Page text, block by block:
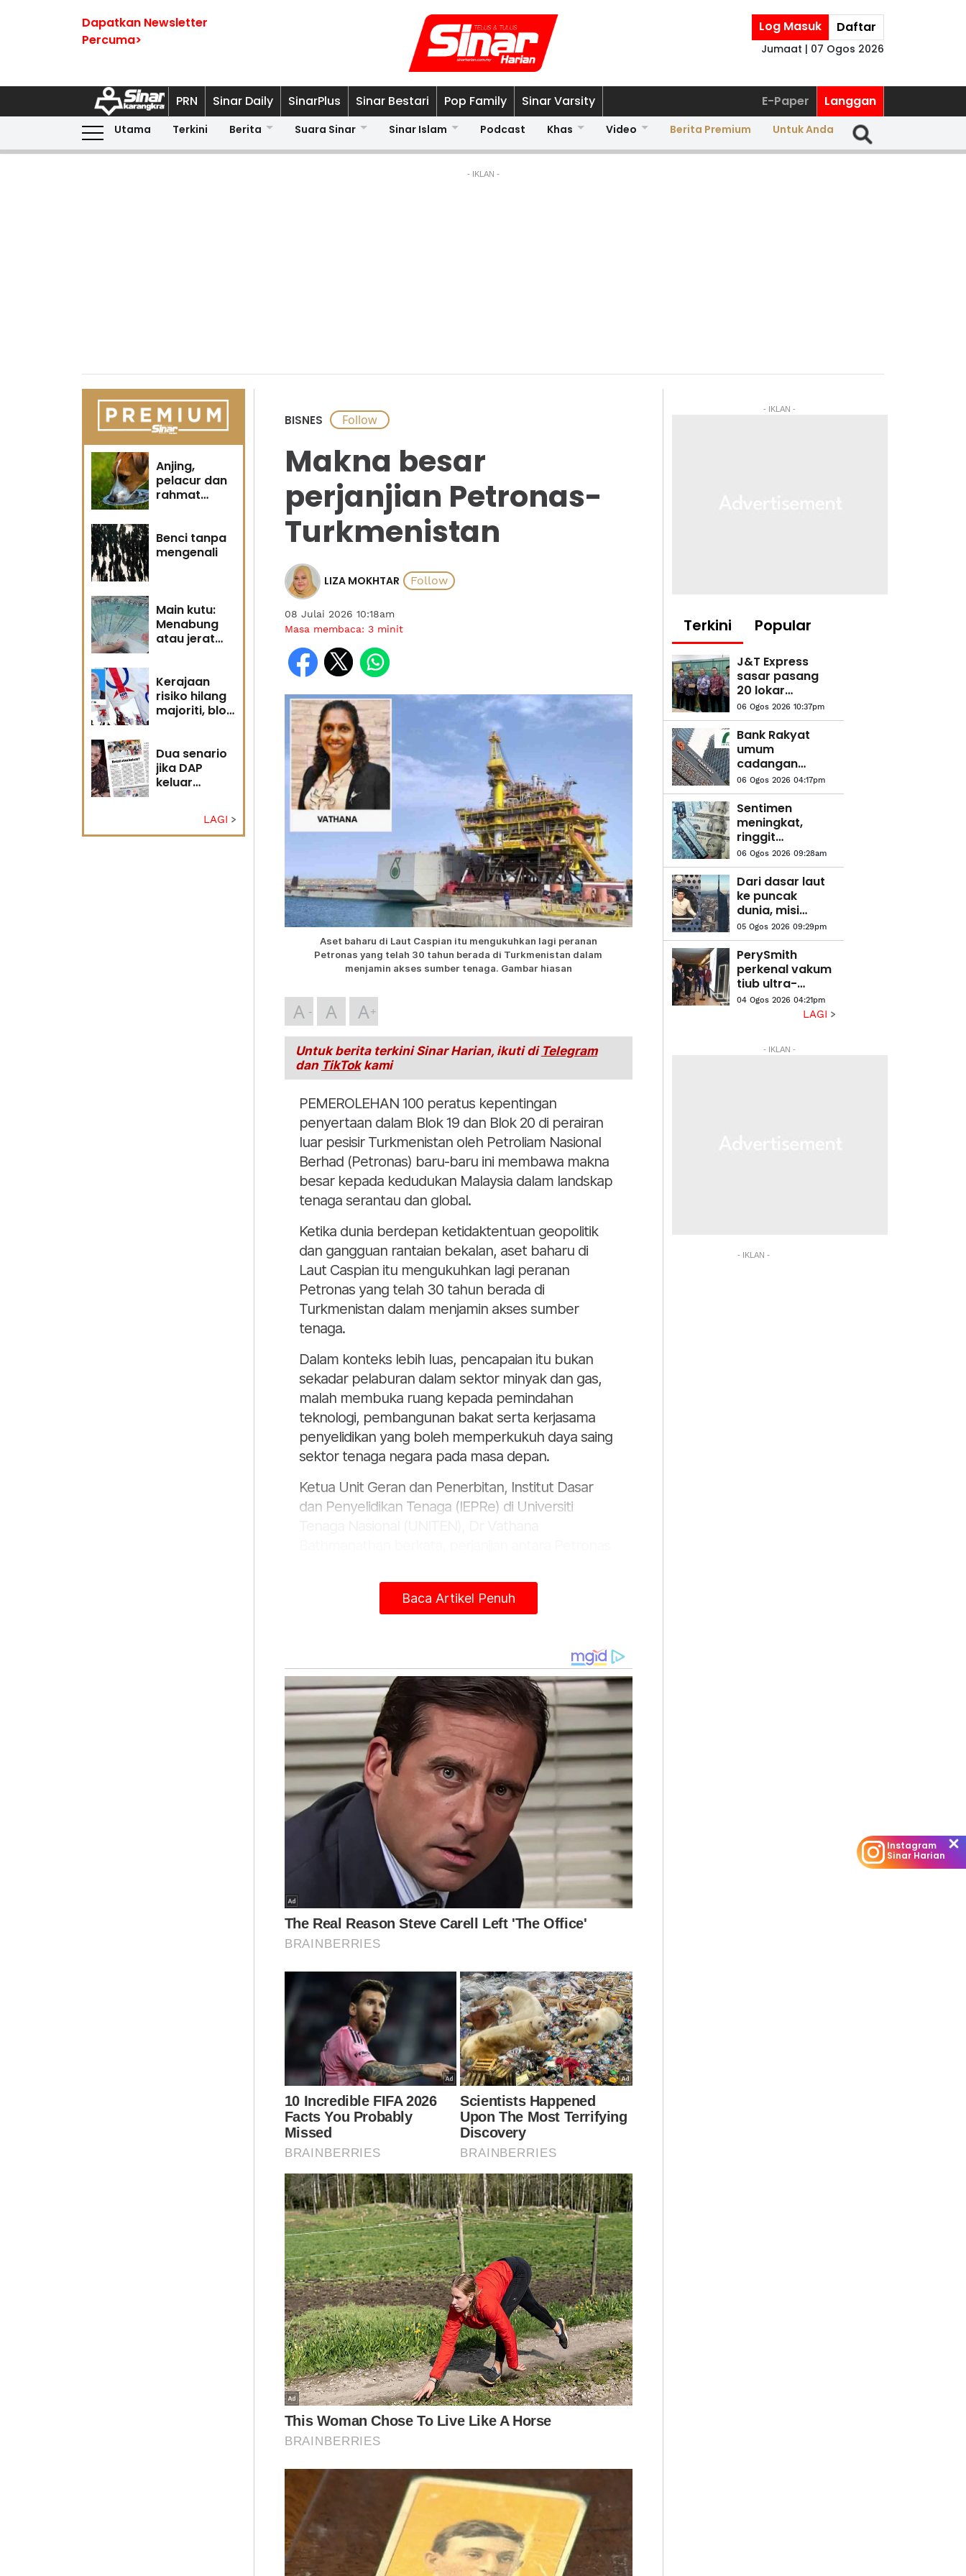
Dapatkan Newsletter
Percuma>
Log Masuk Daftar
Jumaat | 07 Ogos 2026
PRN Sinar Daily SinarPlus Sinar Bestari Pop Family Sinar Varsity E-Paper Langgan
Utama Terkini Berita Suara Sinar Sinar Islam Podcast Khas Video Berita Premium Untuk Anda
- IKLAN -
Anjing,
pelacur dan
rahmat
Benci tanpa
mengenali
Main kutu:
Menabung
atau jerat
Kerajaan
risiko hilang
majoriti, blok
semula
Dua senario
jika DAP
keluar
LAGI
BISNES
Makna besar
perjanjian Petronas-
Turkmenistan
LIZA MOKHTAR
08 Julai 2026 10:18am
Masa membaca: 3minit
Aset baharu di Laut Caspian itu mengukuhkan lagi peranan
Petronas yang telah 30 tahun berada di Turkmenistan dalam
menjamin akses sumber tenaga. Gambar hiasan
A A A
Untuk berita terkini Sinar Harian, ikuti di Telegram
dan TikTokkami
PEMEROLEHAN 100 peratus kepentingan
penyertaan dalam Blok 19 dan Blok 20 di perairan
luar pesisir Turkmenistan oleh Petroliam Nasional
Berhad (Petronas) baru-baru ini membawa makna
besar kepada kedudukan Malaysia dalam landskap
tenaga serantau dan global.
Ketika dunia berdepan ketidaktentuan geopolitik
dan gangguan rantaian bekalan, aset baharu di
Laut Caspian itu mengukuhkan lagi peranan
Petronas yang telah 30 tahun berada di
Turkmenistan dalam menjamin akses sumber
tenaga.
Dalam konteks lebih luas, pencapaian itu bukan
sekadar pelaburan dalam sektor minyak dan gas,
malah membuka ruang kepada pemindahan
teknologi, pembangunan bakat serta kerjasama
penyelidikan yang boleh memperkukuh daya saing
sektor tenaga negara pada masa depan.
Ketua Unit Geran dan Penerbitan, Institut Dasar
dan Penyelidikan Tenaga (IEPRe) di Universiti
pencapaian penting dalam penglibatan tenaga
antarabangsa Malaysia, selain mengiktiraf
Ujar Vathana, di sebalik aspek komersial perjanjian
itu, perkembangan berkenaan menekankan
kepentingan kerjasama antarabangsa dalam
memastikan keselamatan tenaga jangka panjang,
ketahanan ekonomi dan pertumbuhan mampan.
“Nilai perjanjian seperti ini melangkaui pengeluaran
minyak dan gas pada masa hadapan.
“Ia turut mewujudkan peluang untuk pemindahan
pengetahuan, kerjasama penyelidikan,
pembangunan bakat dan pembinaan kapasiti
institusi,” katanya kepada Sinar Bisnes.
Tambahnya, peralihan tenaga global tidak harus
dilihat sebagai peralihan mengejut daripada bahan
api fosil kepada tenaga boleh diperbaharui.
“Sebaliknya, ia merupakan proses beransur-ansur
yang memerlukan keseimbangan antara penjagaan
alam sekitar, keselamatan tenaga dan
pembangunan ekonomi,” katanya.
Artikel Berkaitan:
Pesawat kargo Boeing 737 hilang di perairan Karachi
TH umum dividen 3.5 peratus, agihan tertinggi dalam
tempoh 8 tahun
Klip Netanyahu minum kopi 100 peratus deepfake
Ujarnya, kerjasama Petronas-Turkmenistan turut
menunjukkan peralihan tenaga perlu dilaksanakan
secara pragmatik menerusi kerjasama
antarabangsa, pembangunan keupayaan dan
pelaburan dalam inovasi, tanpa menjejaskan daya
Baca Artikel Penuh
- IKLAN -
Terkini Popular
J&T Express
sasar pasang
20 lokar
bungkusan
pintar di stesen
LRT
06 Ogos 2026 10:37pm
Bank Rakyat
umum
cadangan
pengambilalihan
Takaful IKHLAS
06 Ogos 2026 04:17pm
Sentimen
meningkat,
ringgit
mengukuh
berbanding
dolar AS
06 Ogos 2026 09:28am
Dari dasar laut
ke puncak
dunia, misi
baharu Khairul
Aming
05 Ogos 2026 09:29pm
PerySmith
perkenal vakum
tiub ultra-
langsing
04 Ogos 2026 04:21pm
LAGI
- IKLAN -
- IKLAN -
Instagram
Sinar Harian